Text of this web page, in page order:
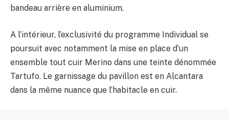
bandeau arrière en aluminium.
A l’intérieur, l’exclusivité du programme Individual se
poursuit avec notamment la mise en place d’un
ensemble tout cuir Merino dans une teinte dénommée
Tartufo. Le garnissage du pavillon est en Alcantara
dans la même nuance que l’habitacle en cuir.